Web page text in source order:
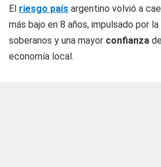
El riesgo país argentino volvió a
más bajo en 8 años, impulsado por la
soberanos y una mayor confianza
economía local.